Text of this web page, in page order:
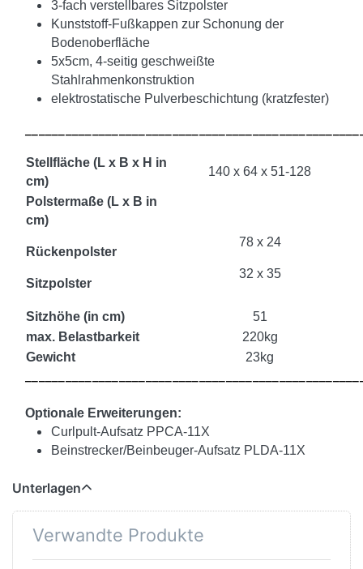
3-fach verstellbares Sitzpolster
Kunststoff-Fußkappen zur Schonung der
Bodenoberfläche
5x5cm, 4-seitig geschweißte
Stahlrahmenkonstruktion
elektrostatische Pulverbeschichtung (kratzfester)
Stellfläche (L x B x H in
cm)
140 x 64 x 51-128
Polstermaße (L x B in
cm)
Rückenpolster
Sitzpolster
78 x 24
32 x 35
Sitzhöhe (in cm)
51
max. Belastbarkeit
220kg
Gewicht
23kg
Optionale Erweiterungen:
Curlpult-Aufsatz PPCA-11X
Beinstrecker/Beinbeuger-Aufsatz PLDA-11X
Unterlagen
Verwandte Produkte